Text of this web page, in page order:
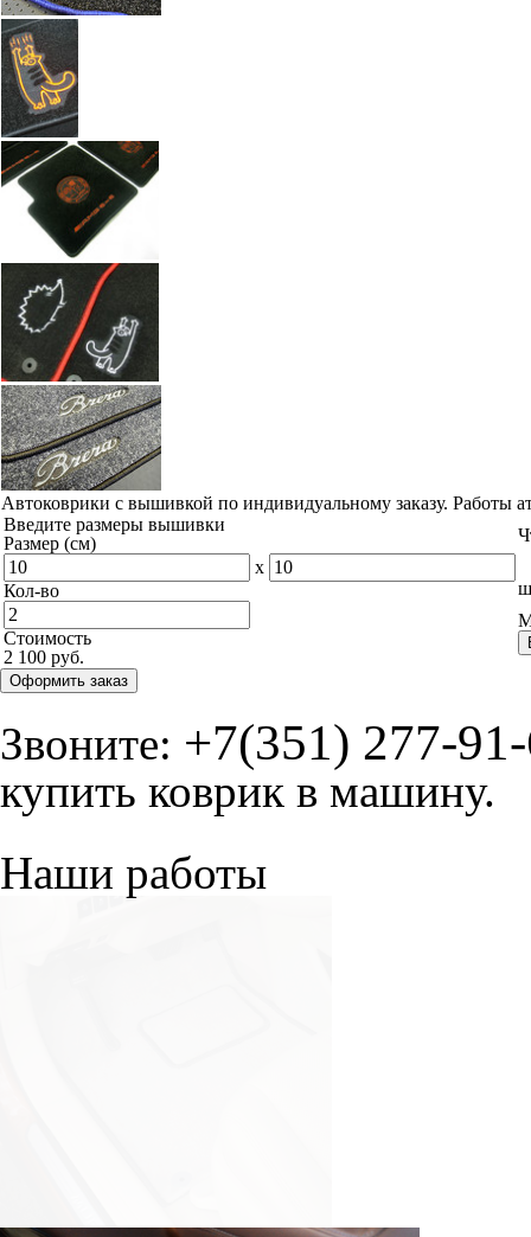
Автоковрики с вышивкой по индивидуальному заказу. Работы
Введите размеры вышивки
Размер (см)
x
Кол-во
Стоимость
2 100 руб.
Оформить заказ
Звоните: +7(351) 277-
купить коврик в машину.
Наши работы